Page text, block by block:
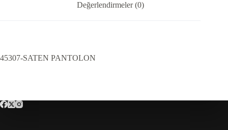
Değerlendirmeler (0)
45307-SATEN PANTOLON